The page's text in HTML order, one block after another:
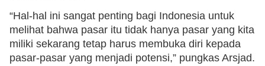
“Hal-hal ini sangat penting bagi Indonesia untuk
melihat bahwa pasar itu tidak hanya pasar yang kita
miliki sekarang tetap harus membuka diri kepada
pasar-pasar yang menjadi potensi,” pungkas Arsjad.